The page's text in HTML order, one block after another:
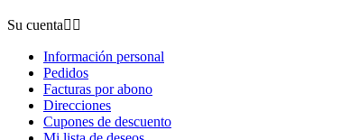
Su cuenta 
Información personal
Pedidos
Facturas por abono
Direcciones
Cupones de descuento